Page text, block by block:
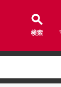
検索